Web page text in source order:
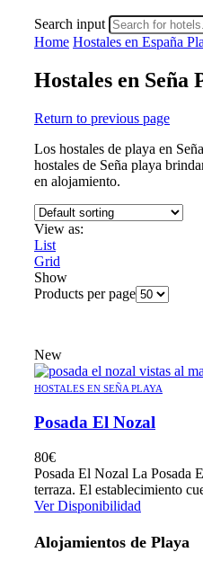
Search input
Home Hostales en España
Hostales en Seña
Return to previous page
Los hostales de playa en
hostales de Seña playa
en alojamiento.
View as:
List
Grid
Show
Products per page
New
HOSTALES EN SEÑA PLAYA
Posada El Nozal
80€
Posada El Nozal La Posada
terraza. El establecimiento
Ver Disponibilidad
Alojamientos de Playa